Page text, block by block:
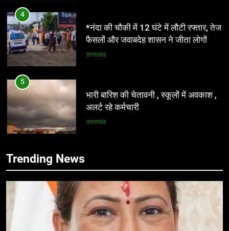
4
*नंदा की चौकी में 12 घंटे में लौटी रफ्तार, तेज
फैसलों और जवाबदेह शासन ने जीता लोगों का
भरोसा*
उत्तराखंड
5
भारी बारिश की चेतावनी , स्कूलों में अवकाश ,
अलर्ट रहे कर्मचारी
उत्तराखंड
एमडीडीए ने लोगों से बढ़-चढ़कर भागीदारी की
अपील की*
उत्तराखंड
Trending News
5
भारी बारिश की चेतावनी , स्कूलों में अवकाश ,
अलर्ट रहे कर्मचारी
उत्तराखंड